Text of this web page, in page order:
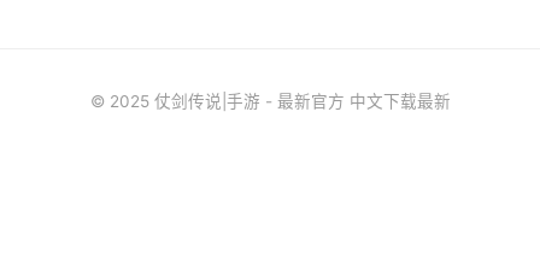
© 2025 仗剑传说|手游 - 最新官方 中文下载最新